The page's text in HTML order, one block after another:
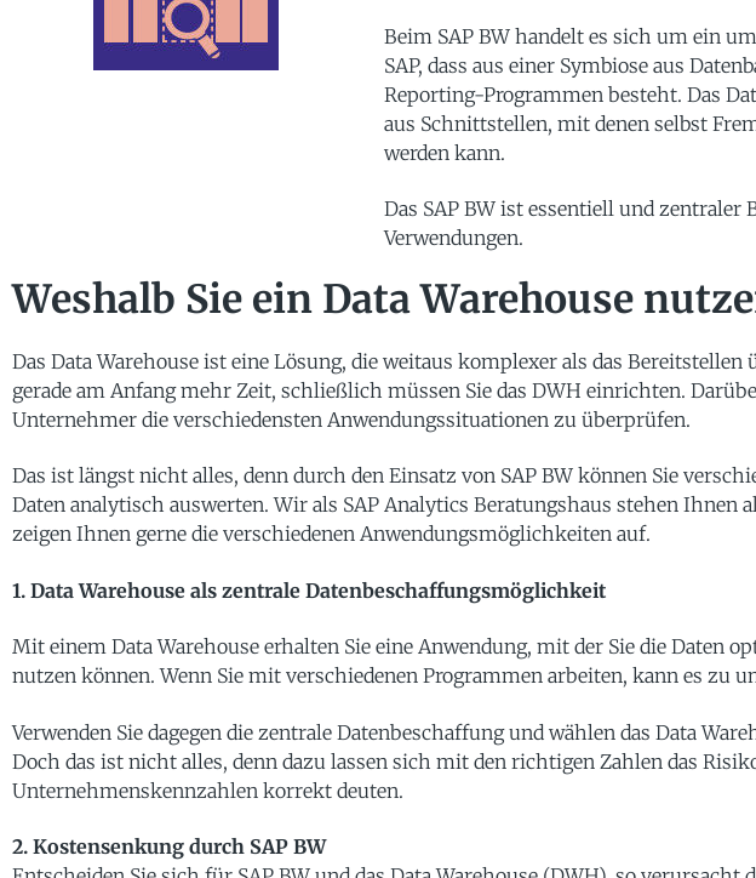
Beim SAP BW handelt es sich um ein
SAP, dass aus einer Symbiose aus
Reporting-Programmen besteht. Das
aus Schnittstellen, mit denen selbst
werden kann.
Das SAP BW ist essentiell und zentraler
Verwendungen.
Weshalb Sie ein Data Warehouse
Das Data Warehouse ist eine Lösung, die weitaus komplexer als das
gerade am Anfang mehr Zeit, schließlich müssen Sie das DWH einrichten.
Unternehmer die verschiedensten Anwendungssituationen zu überprüfen.
Das ist längst nicht alles, denn durch den Einsatz von SAP BW können Sie
Daten analytisch auswerten. Wir als SAP Analytics Beratungshaus stehen Ihnen
zeigen Ihnen gerne die verschiedenen Anwendungsmöglichkeiten auf.
1. Data Warehouse als zentrale Datenbeschaffungsmöglichkeit
Mit einem Data Warehouse erhalten Sie eine Anwendung, mit der Sie die Daten
nutzen können. Wenn Sie mit verschiedenen Programmen arbeiten, kann es zu
Verwenden Sie dagegen die zentrale Datenbeschaffung und wählen das Data
Doch das ist nicht alles, denn dazu lassen sich mit den richtigen Zahlen das
Unternehmenskennzahlen korrekt deuten.
2. Kostensenkung durch SAP BW